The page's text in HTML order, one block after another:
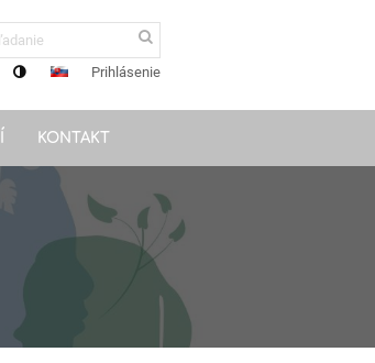
Prihlásenie
KONTAKT